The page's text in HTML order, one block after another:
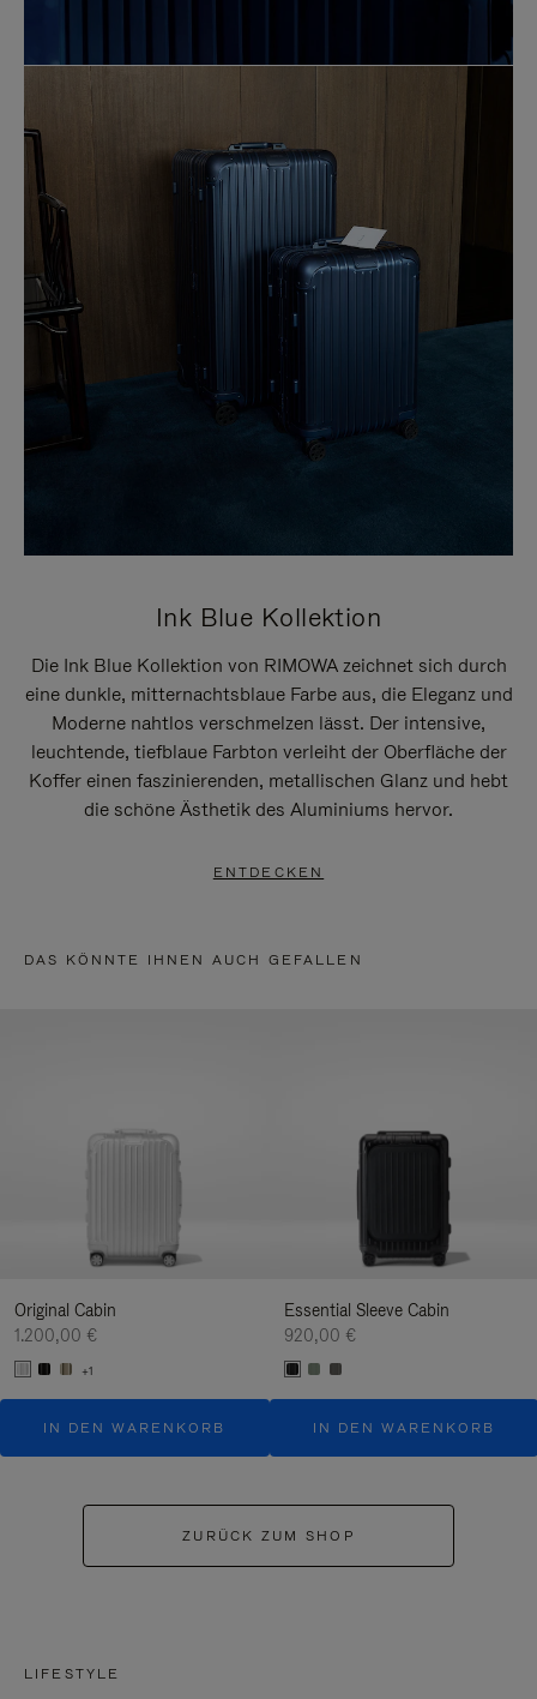
Ink Blue Kollektion
Die Ink Blue Kollektion von RIMOWA zeichnet sich durch
eine dunkle, mitternachtsblaue Farbe aus, die Eleganz und
Moderne nahtlos verschmelzen lässt. Der intensive,
leuchtende, tiefblaue Farbton verleiht der Oberfläche der
Koffer einen faszinierenden, metallischen Glanz und hebt
die schöne Ästhetik des Aluminiums hervor.
ENTDECKEN
DAS KÖNNTE IHNEN AUCH GEFALLEN
Original Cabin
1.200,00 €
+1
IN DEN WARENKORB
Essential Sleeve Cabin
920,00 €
IN DEN WARENKORB
ZURÜCK ZUM SHOP
LIFESTYLE